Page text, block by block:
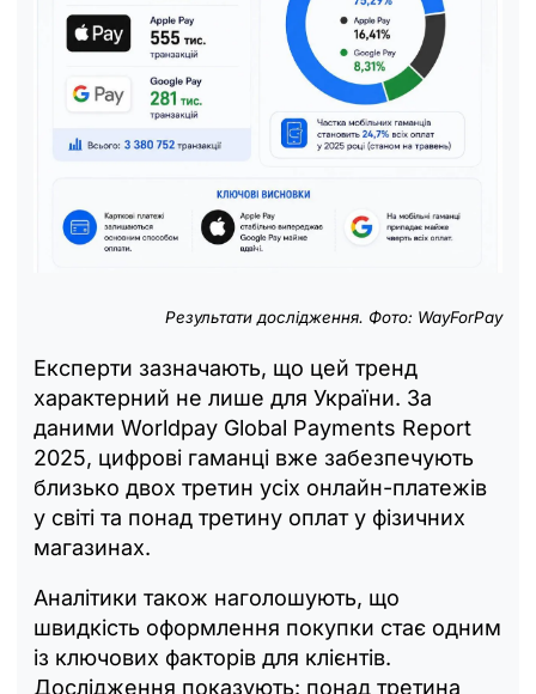
Результати дослідження. Фото: WayForPay
Експерти зазначають, що цей тренд
характерний не лише для України. За
даними Worldpay Global Payments Report
2025, цифрові гаманці вже забезпечують
близько двох третин усіх онлайн-платежів
у світі та понад третину оплат у фізичних
магазинах.
Аналітики також наголошують, що
швидкість оформлення покупки стає одним
із ключових факторів для клієнтів.
Дослідження показують: понад третина